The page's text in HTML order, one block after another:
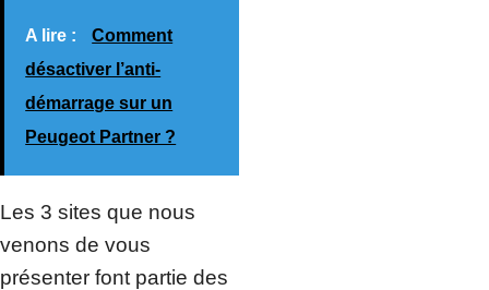
A lire :
Comment
désactiver l’anti-
démarrage sur un
Peugeot Partner ?
Les 3 sites que nous
venons de vous
présenter font partie des